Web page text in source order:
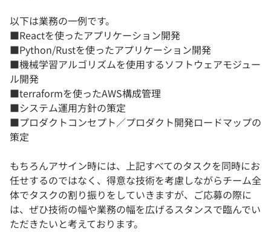
以下は業務の一例です。
■Reactを使ったアプリケーション開発
■Python/Rustを使ったアプリケーション開発
■機械学習アルゴリズムを使用するソフトウェアモジュー
ル開発
■terraformを使ったAWS構成管理
■システム運用方針の策定
■プロダクトコンセプト／プロダクト開発ロードマップの
策定
もちろんアサイン時には、上記すべてのタスクを同時にお
任せするのではなく、得意な技術を考慮しながらチーム全
体でタスクの割り振りをしていきますが、ご応募の際に
は、ぜひ技術の幅や業務の幅を広げるスタンスで臨んでい
ただきたいと考えております。